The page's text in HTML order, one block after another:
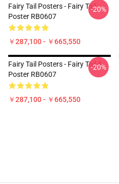
Fairy Tail Posters - Fairy Tail
Poster RB0607
￥287,100 - ￥665,550
-20%
Fairy Tail Posters - Fairy Tail 4
Poster RB0607
￥287,100 - ￥665,550
-20%